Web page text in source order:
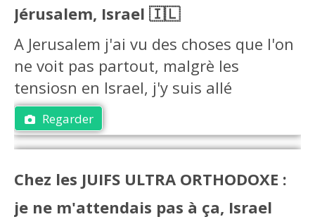
Jérusalem, Israel 🇮🇱
A Jerusalem j'ai vu des choses que l'on
ne voit pas partout, malgrè les
tensiosn en Israel, j'y suis allé
Regarder
Chez les JUIFS ULTRA ORTHODOXE :
je ne m'attendais pas à ça, Israel